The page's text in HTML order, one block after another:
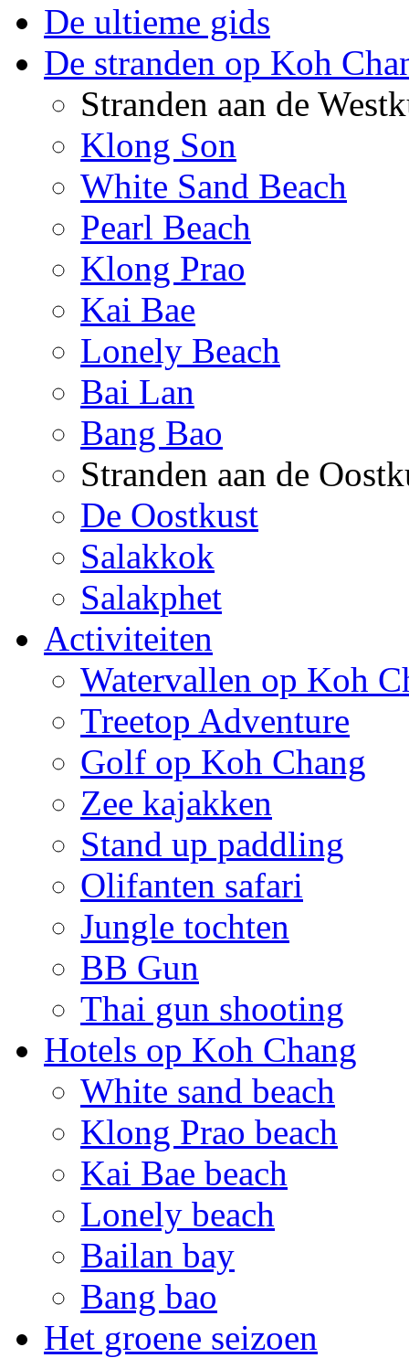
De ultieme gids
De stranden op Koh
Stranden aan de
Klong Son
White Sand Beach
Pearl Beach
Klong Prao
Kai Bae
Lonely Beach
Bai Lan
Bang Bao
Stranden aan de
De Oostkust
Salakkok
Salakphet
Activiteiten
Watervallen op Koh
Treetop Adventure
Golf op Koh Chang
Zee kajakken
Stand up paddling
Olifanten safari
Jungle tochten
BB Gun
Thai gun shooting
Hotels op Koh Chang
White sand beach
Klong Prao beach
Kai Bae beach
Lonely beach
Bailan bay
Bang bao
Het groene seizoen